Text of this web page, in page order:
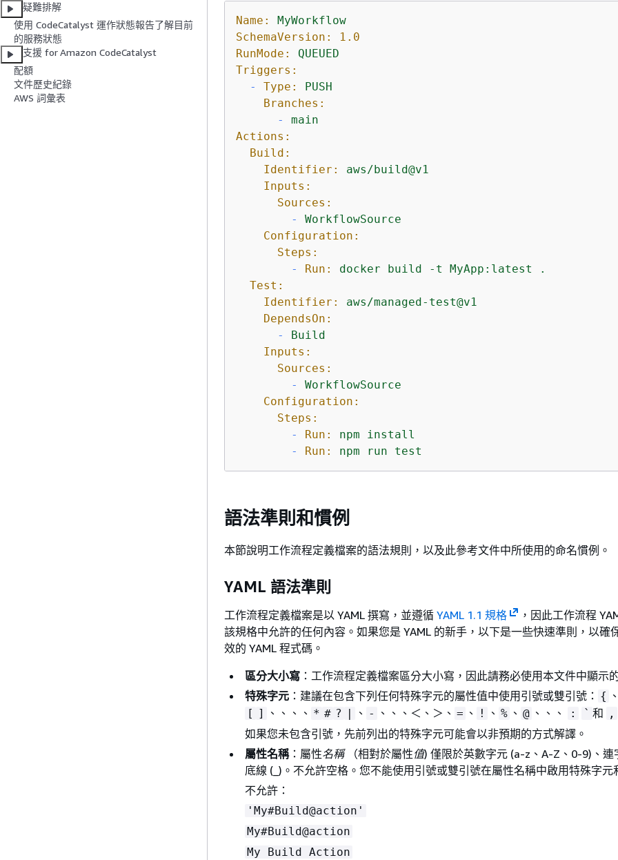
疑難排解
使用 CodeCatalyst 運作狀態報告了解目前
的服務狀態
支援 for Amazon CodeCatalyst
配額
文件歷史紀錄
AWS 詞彙表
Name:
MyWorkflow
SchemaVersion:
1.0
RunMode:
QUEUED
Triggers:
-
Type:
PUSH
Branches:
-
main
Actions:
Build:
Identifier:
aws/build@v1
Inputs:
Sources:
-
WorkflowSource
Configuration:
Steps:
-
Run: docker build -t MyApp:latest
.
Test:
Identifier:
aws/managed-test@v1
DependsOn:
-
Build
Inputs:
Sources:
-
WorkflowSource
Configuration:
Steps:
-
Run: npm
install
-
Run: npm run test
語法準則和慣例
本節說明工作流程定義檔案的語法規則，以及此參考文件中所使用的命名慣例。
YAML 語法準則
工作流程定義檔案是以 YAML 撰寫，並遵循 YAML 1.1 規格
，因此工作流程
該規格中允許的任何內容。如果您是 YAML 的新手，以下是一些快速準則，以確
效的 YAML 程式碼。
區分大小寫 ：工作流程定義檔案區分大小寫，因此請務必使用本文件中顯示
特殊字元 ：建議在包含下列任何特殊字元的屬性值中使用引號或雙引號： { 、
[ ] 、、、、 * # ? | 、 - 、、、＜、＞、 = 、 ! 、 % 、 @ 、、、 : ` 和 ,
如果您未包含引號，先前列出的特殊字元可能會以非預期的方式解譯。
屬性名稱：屬性名稱（相對於屬性值) 僅限於英數字元 (a-z、A-Z、0-9)、連
底線 (_)。不允許空格。您不能使用引號或雙引號在屬性名稱中啟用特殊字元
不允許：
'My#Build@action'
My#Build@action
My Build Action